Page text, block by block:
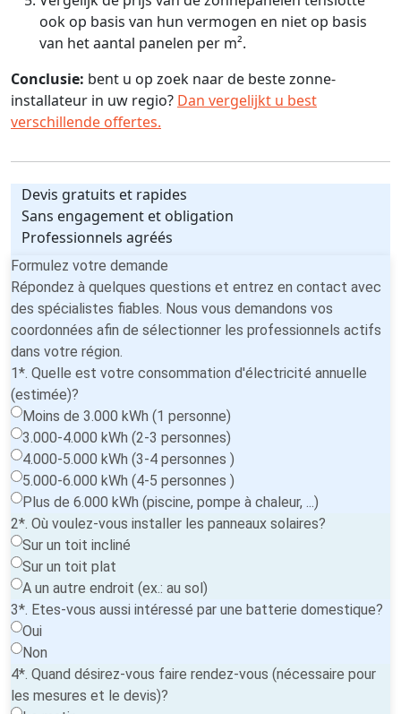
ook op basis van hun vermogen en niet op basis
van het aantal panelen per m².
Conclusie: bent u op zoek naar de beste zonne-
installateur in uw regio? Dan vergelijkt u best
verschillende offertes.
Devis gratuits et rapides
Sans engagement et obligation
Professionnels agréés
Formulez votre demande
Répondez à quelques questions et entrez en contact avec
des spécialistes fiables. Nous vous demandons vos
coordonnées afin de sélectionner les professionnels actifs
dans votre région.
1*. Quelle est votre consommation d'électricité annuelle
(estimée)?
Moins de 3.000 kWh (1 personne)
3.000-4.000 kWh (2-3 personnes)
4.000-5.000 kWh (3-4 personnes )
5.000-6.000 kWh (4-5 personnes )
Plus de 6.000 kWh (piscine, pompe à chaleur, ...)
2*. Où voulez-vous installer les panneaux solaires?
Sur un toit incliné
Sur un toit plat
A un autre endroit (ex.: au sol)
3*. Etes-vous aussi intéressé par une batterie domestique?
Oui
Non
4*. Quand désirez-vous faire rendez-vous (nécessaire pour
les mesures et le devis)?